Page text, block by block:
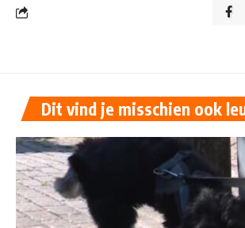
Dit vind je misschien ook